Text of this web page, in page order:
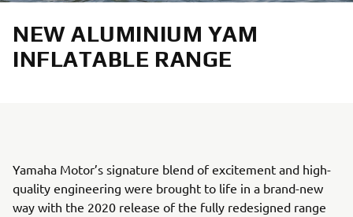
NEW ALUMINIUM YAM
INFLATABLE RANGE
Yamaha Motor’s signature blend of excitement and high-
quality engineering were brought to life in a brand-new
way with the 2020 release of the fully redesigned range